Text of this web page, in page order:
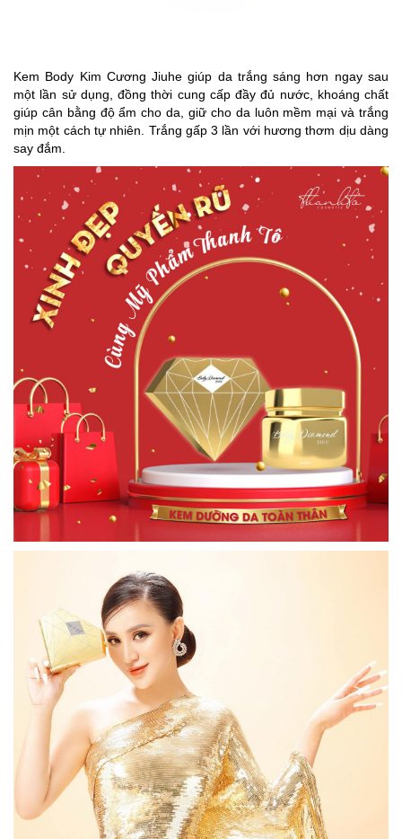
Kem Body Kim Cương Jiuhe giúp da trắng sáng hơn ngay sau
một lần sử dụng, đồng thời cung cấp đầy đủ nước, khoáng chất
giúp cân bằng độ ẩm cho da, giữ cho da luôn mềm mại và trắng
mịn một cách tự nhiên. Trắng gấp 3 lần với hương thơm dịu dàng
say đắm.